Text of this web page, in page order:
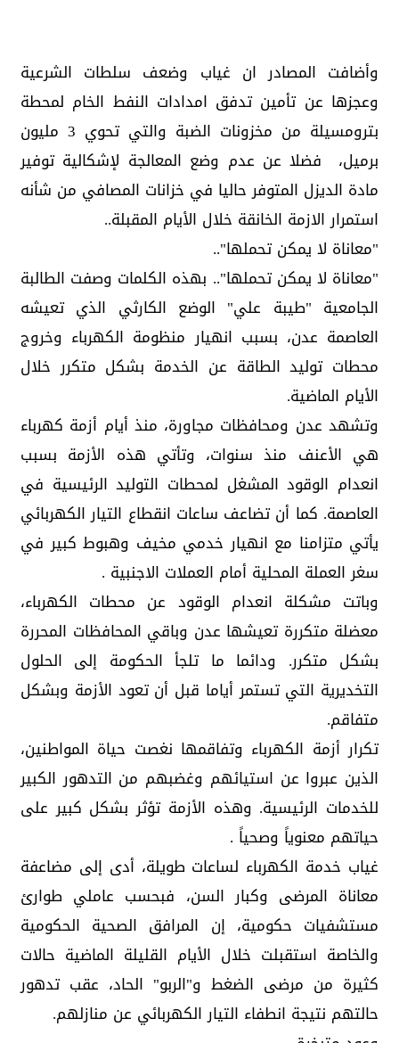
وأضافت المصادر ان غياب وضعف سلطات الشرعية
وعجزها عن تأمين تدفق امدادات النفط الخام لمحطة
بترومسيلة من مخزونات الضبة والتي تحوي 3 مليون
برميل، فضلا عن عدم وضع المعالجة لإشكالية توفير
مادة الديزل المتوفر حاليا في خزانات المصافي من شأنه
استمرار الازمة الخانقة خلال الأيام المقبلة..
"معاناة لا يمكن تحملها"..
"معاناة لا يمكن تحملها".. بهذه الكلمات وصفت الطالبة
الجامعية "طيبة علي" الوضع الكارثي الذي تعيشه
العاصمة عدن، بسبب انهيار منظومة الكهرباء وخروج
محطات توليد الطاقة عن الخدمة بشكل متكرر خلال
الأيام الماضية.
وتشهد عدن ومحافظات مجاورة، منذ أيام أزمة كهرباء
هي الأعنف منذ سنوات، وتأتي هذه الأزمة بسبب
انعدام الوقود المشغل لمحطات التوليد الرئيسية في
العاصمة. كما أن تضاعف ساعات انقطاع التيار الكهربائي
يأتي متزامنا مع انهيار خدمي مخيف وهبوط كبير في
سغر العملة المحلية أمام العملات الاجنبية .
وباتت مشكلة انعدام الوقود عن محطات الكهرباء،
معضلة متكررة تعيشها عدن وباقي المحافظات المحررة
بشكل متكرر. ودائما ما تلجأ الحكومة إلى الحلول
التخديرية التي تستمر أياما قبل أن تعود الأزمة وبشكل
متفاقم.
تكرار أزمة الكهرباء وتفاقمها نغصت حياة المواطنين،
الذين عبروا عن استيائهم وغضبهم من التدهور الكبير
للخدمات الرئيسية. وهذه الأزمة تؤثر بشكل كبير على
حياتهم معنوياً وصحياً .
غياب خدمة الكهرباء لساعات طويلة، أدى إلى مضاعفة
معاناة المرضى وكبار السن، فبحسب عاملي طوارئ
مستشفيات حكومية، إن المرافق الصحية الحكومية
والخاصة استقبلت خلال الأيام القليلة الماضية حالات
كثيرة من مرضى الضغط و"الربو" الحاد، عقب تدهور
حالتهم نتيجة انطفاء التيار الكهربائي عن منازلهم.